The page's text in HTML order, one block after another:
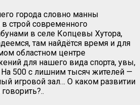
города словно манны
строй современного
в селе Копцевы Хутора,
там найдётся время и для
областном центре
для нашего вида спорта, увы,
На 500 с лишним тысяч жителей —
игровой зал… О каком развитии